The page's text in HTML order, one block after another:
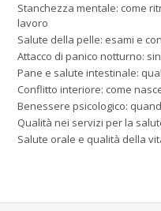
Stanchezza mentale: come
lavoro
Salute della pelle: esami e
Attacco di panico notturno:
Pane e salute intestinale:
Conflitto interiore: come
Benessere psicologico:
Qualità nei servizi per la
Salute orale e qualità della